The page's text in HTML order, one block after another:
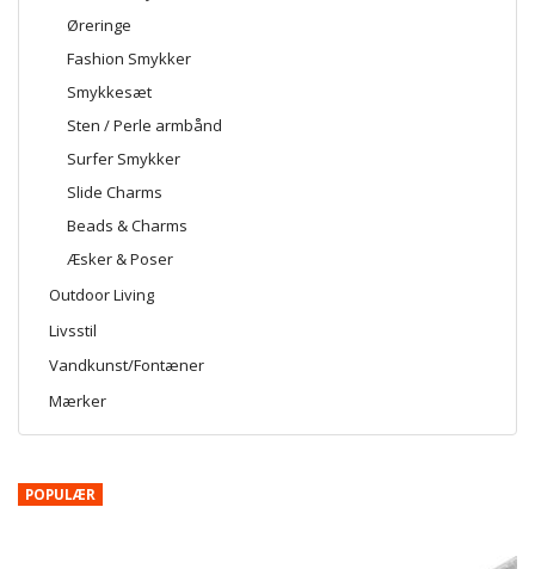
Øreringe
Fashion Smykker
Smykkesæt
Sten / Perle armbånd
Surfer Smykker
Slide Charms
Beads & Charms
Æsker & Poser
Outdoor Living
Livsstil
Vandkunst/Fontæner
Mærker
POPULÆR